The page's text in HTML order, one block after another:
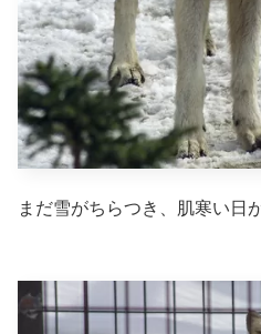
まだ雪がちらつき、肌寒い日